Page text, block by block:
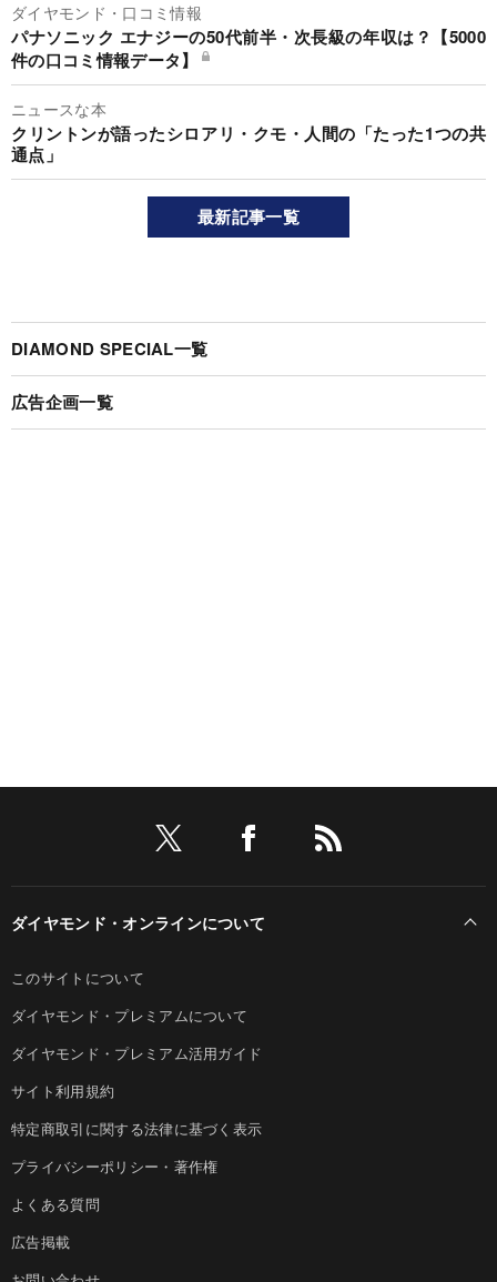
ダイヤモンド・口コミ情報
パナソニック エナジーの50代前半・次長級の年収は？【5000
件の口コミ情報データ】
ニュースな本
クリントンが語ったシロアリ・クモ・人間の「たった1つの共
通点」
最新記事一覧
DIAMOND SPECIAL一覧
広告企画一覧
ダイヤモンド・オンラインについて
このサイトについて
ダイヤモンド・プレミアムについて
ダイヤモンド・プレミアム活用ガイド
サイト利用規約
特定商取引に関する法律に基づく表示
プライバシーポリシー・著作権
よくある質問
広告掲載